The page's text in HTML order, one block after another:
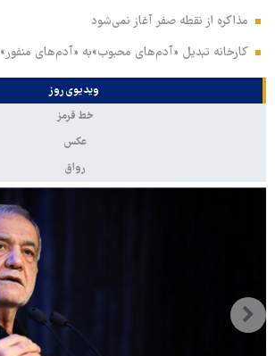
مذاکره از نقطه صفر آغاز نمی‌شود
کارخانه تبدیل «آدم‌های محبوب»به «آدم‌های منفور»
ویدیوی روز
خط قرمز
عکس
رواق